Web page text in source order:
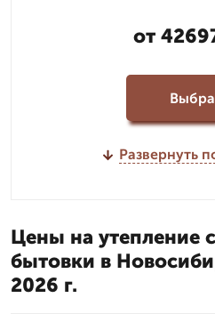
от
Развернуть
Цены на утепление
бытовки в
2026 г.